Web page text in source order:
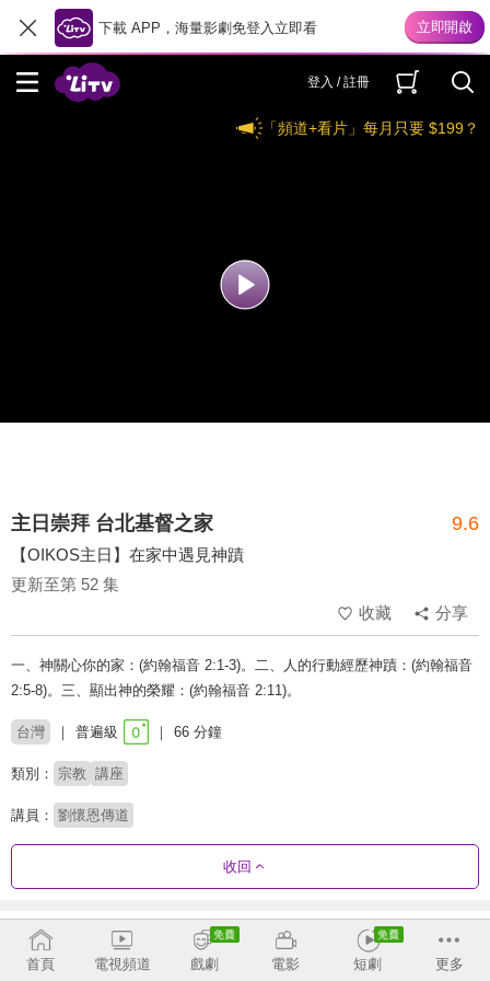
下載 APP，海量影劇免登入立即看
登入 / 註冊
「頻道+看片」每月只要 $199？
主日崇拜 台北基督之家 9.6
【OIKOS主日】在家中遇見神蹟
更新至第 52 集
收藏
分享
一、神關心你的家：(約翰福音 2:1-3)。二、人的行動經歷神蹟：(約翰福音
2:5-8)。三、顯出神的榮耀：(約翰福音 2:11)。
台灣 普遍級 66 分鐘
類別： 宗教 講座
講員： 劉懷恩傳道
收回
劇集列表 反序
2026
首頁 電視頻道 戲劇 電影 短劇 更多